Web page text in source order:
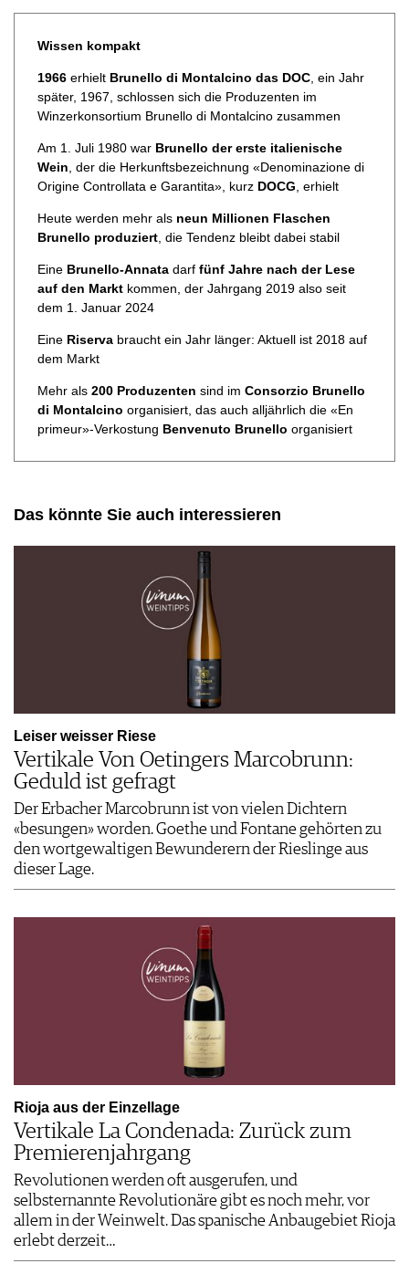
Wissen kompakt
1966 erhielt Brunello di Montalcino das DOC , ein Jahr
später, 1967, schlossen sich die Produzenten im
Winzerkonsortium Brunello di Montalcino zusammen
Am 1. Juli 1980 war Brunello der erste italienische
Wein , der die Herkunftsbezeichnung «Denominazione di
Origine Controllata e Garantita», kurz DOCG , erhielt
Heute werden mehr als neun Millionen Flaschen
Brunello produziert , die Tendenz bleibt dabei stabil
Eine Brunello-Annata darf fünf Jahre nach der Lese
auf den Markt kommen, der Jahrgang 2019 also seit
dem 1. Januar 2024
Eine Riserva braucht ein Jahr länger: Aktuell ist 2018 auf
dem Markt
Mehr als 200 Produzenten sind im Consorzio Brunello
di Montalcino organisiert, das auch alljährlich die «En
primeur»-Verkostung Benvenuto Brunello organisiert
Das könnte Sie auch interessieren
Leiser weisser Riese
Vertikale Von Oetingers Marcobrunn:
Geduld ist gefragt
Der Erbacher Marcobrunn ist von vielen Dichtern
«besungen» worden. Goethe und Fontane gehörten zu
den wortgewaltigen Bewunderern der Rieslinge aus
dieser Lage.
Rioja aus der Einzellage
Vertikale La Condenada: Zurück zum
Premierenjahrgang
Revolutionen werden oft ausgerufen, und
selbsternannte Revolutionäre gibt es noch mehr, vor
allem in der Weinwelt. Das spanische Anbaugebiet Rioja
erlebt derzeit…